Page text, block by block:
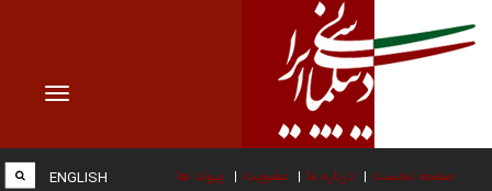
Toggle
صفحه نخست درباره ما عضویت پیوند ها ENGLISH